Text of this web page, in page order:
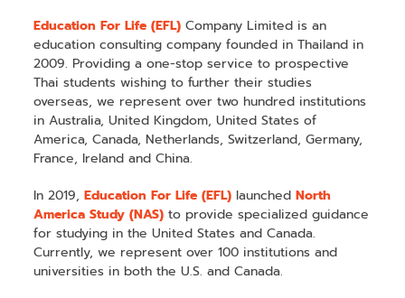
Education For Life (EFL) Company Limited is an
education consulting company founded in Thailand in
2009. Providing a one-stop service to prospective
Thai students wishing to further their studies
overseas, we represent over two hundred institutions
in Australia, United Kingdom, United States of
America, Canada, Netherlands, Switzerland, Germany,
France, Ireland and China.
In 2019,Education For Life (EFL) launchedNorth
America Study (NAS) to provide specialized guidance
for studying in the United States and Canada.
Currently, we represent over 100 institutions and
universities in both the U.S. and Canada.